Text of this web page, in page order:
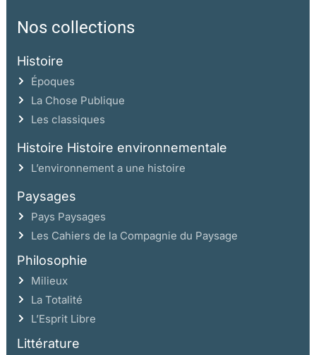
Nos collections
Histoire
Époques
La Chose Publique
Les classiques
Histoire Histoire environnementale
L’environnement a une histoire
Paysages
Pays Paysages
Les Cahiers de la Compagnie du Paysage
Philosophie
Milieux
La Totalité
L’Esprit Libre
Littérature